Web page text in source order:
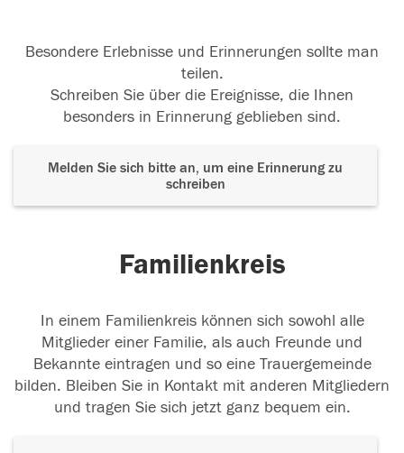
Besondere Erlebnisse und Erinnerungen sollte man
teilen.
Schreiben Sie über die Ereignisse, die Ihnen
besonders in Erinnerung geblieben sind.
Melden Sie sich bitte an, um eine Erinnerung zu
schreiben
Familienkreis
In einem Familienkreis können sich sowohl alle
Mitglieder einer Familie, als auch Freunde und
Bekannte eintragen und so eine Trauergemeinde
bilden. Bleiben Sie in Kontakt mit anderen Mitgliedern
und tragen Sie sich jetzt ganz bequem ein.